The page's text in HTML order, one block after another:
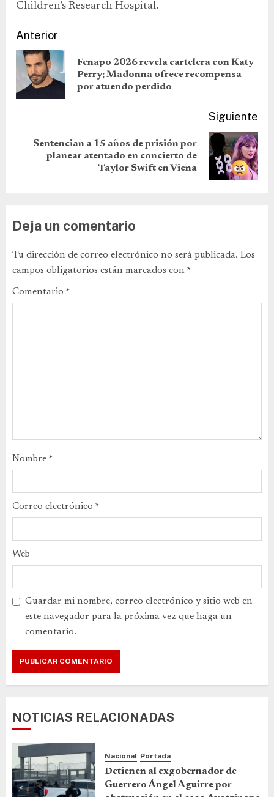
Children’s Research Hospital.
Anterior
Fenapo 2026 revela cartelera con Katy
Perry; Madonna ofrece recompensa
por atuendo perdido
Siguiente
Sentencian a 15 años de prisión por
planear atentado en concierto de
Taylor Swift en Viena
Deja un comentario
Tu dirección de correo electrónico no será publicada. Los
campos obligatorios están marcados con *
Comentario *
Nombre *
Correo electrónico *
Web
Guardar mi nombre, correo electrónico y sitio web en
este navegador para la próxima vez que haga un
comentario.
NOTICIAS RELACIONADAS
Nacional Portada
Detienen al exgobernador de
Guerrero Ángel Aguirre por